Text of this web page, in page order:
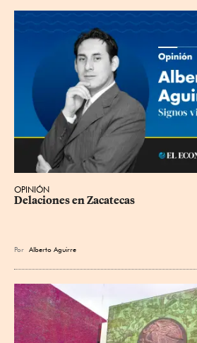
OPINIÓN
Delaciones en Zacatecas
Por Alberto Aguirre